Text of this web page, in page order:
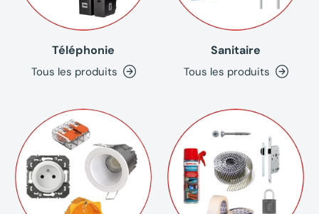
Téléphonie
Tous les produits
Sanitaire
Tous les produits